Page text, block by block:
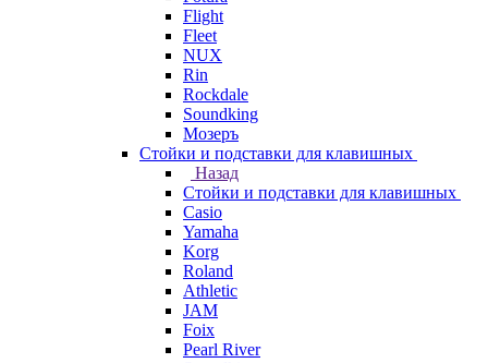
Flight
Fleet
NUX
Rin
Rockdale
Soundking
Мозеръ
Стойки и подставки для клавишных
Назад
Стойки и подставки для клавишных
Casio
Yamaha
Korg
Roland
Athletic
JAM
Foix
Pearl River